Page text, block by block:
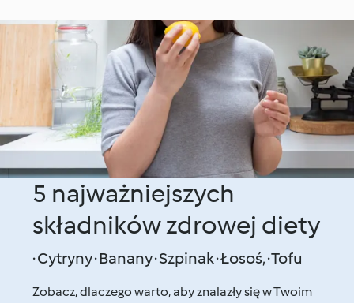
5 najważniejszych
składników zdrowej diety
· Cytryny · Banany · Szpinak · Łosoś, · Tofu
Zobacz, dlaczego warto, aby znalazły się w Twoim